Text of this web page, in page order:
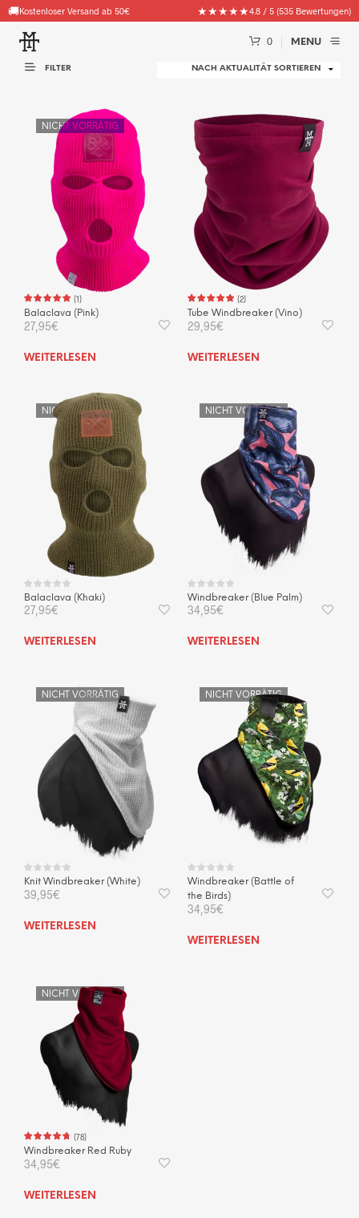
🚚Kostenloser Versand ab 50€ ★★★★★4.8 / 5 (535 Bewertungen)
0 MENU
FILTER
NICHT VORRÄTIG
(1 )
Balaclava (Pink)
27,95€
WEITERLESEN
NICHT VORRÄTIG
(2)
Tube Windbreaker (Vino)
29,95€
WEITERLESEN
NICHT VORRÄTIG
Balaclava (Khaki)
27,95€
WEITERLESEN
NICHT VORRÄTIG
Windbreaker (Blue Palm)
34,95€
WEITERLESEN
NICHT VORRÄTIG
Knit Windbreaker (White)
39,95€
WEITERLESEN
NICHT VORRÄTIG
Windbreaker (Battle of
the Birds)
34,95€
WEITERLESEN
NICHT VORRÄTIG
(78)
Windbreaker Red Ruby
34,95€
WEITERLESEN